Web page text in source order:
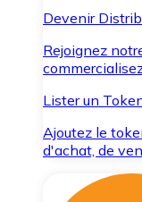
Devenir
Rejoignez
Lister un
Ajoutez le
d'achat, de